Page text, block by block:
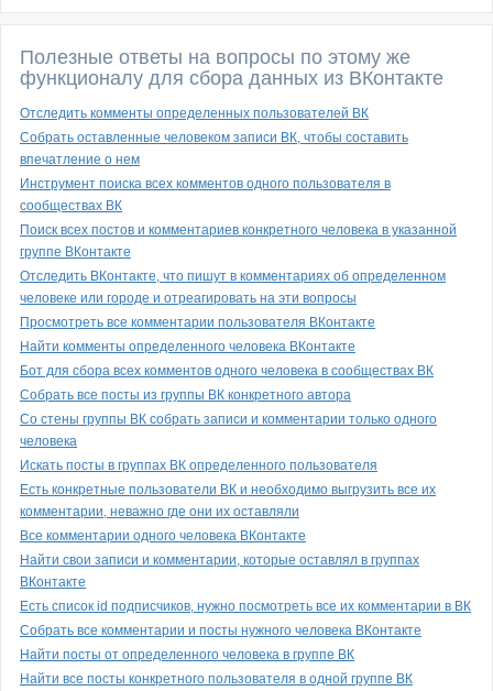
Полезные ответы на вопросы по этому же
функционалу для сбора данных из ВКонтакте
Отследить комменты определенных пользователей ВК
Собрать оставленные человеком записи ВК, чтобы составить
впечатление о нем
Инструмент поиска всех комментов одного пользователя в
сообществах ВК
Поиск всех постов и комментариев конкретного человека в указанной
группе ВКонтакте
Отследить ВКонтакте, что пишут в комментариях об определенном
человеке или городе и отреагировать на эти вопросы
Просмотреть все комментарии пользователя ВКонтакте
Найти комменты определенного человека ВКонтакте
Бот для сбора всех комментов одного человека в сообществах ВК
Собрать все посты из группы ВК конкретного автора
Со стены группы ВК собрать записи и комментарии только одного
человека
Искать посты в группах ВК определенного пользователя
Есть конкретные пользователи ВК и необходимо выгрузить все их
комментарии, неважно где они их оставляли
Все комментарии одного человека ВКонтакте
Найти свои записи и комментарии, которые оставлял в группах
ВКонтакте
Есть список id подписчиков, нужно посмотреть все их комментарии в ВК
Собрать все комментарии и посты нужного человека ВКонтакте
Найти посты от определенного человека в группе ВК
Найти все посты конкретного пользователя в одной группе ВК